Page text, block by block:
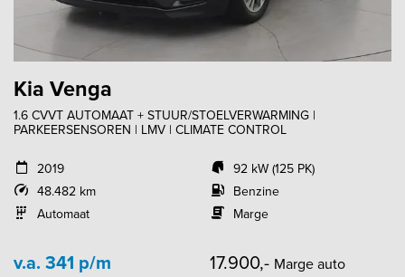
Kia Venga
1.6 CVVT AUTOMAAT + STUUR/STOELVERWARMING |
PARKEERSENSOREN | LMV | CLIMATE CONTROL
2019
48.482 km
Automaat
92 kW (125 PK)
Benzine
Marge
v.a. 341 p/m 17.900,- Marge auto